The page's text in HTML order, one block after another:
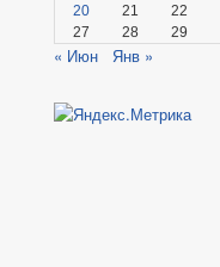
20
21 22
27
28 29
« Июн Янв »